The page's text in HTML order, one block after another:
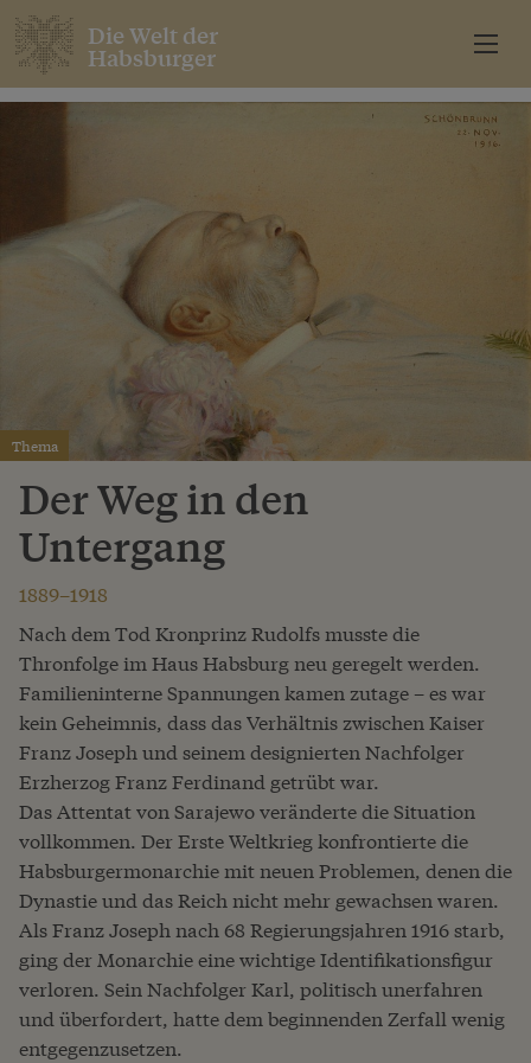
Die Welt der
Habsburger
Thema
Der Weg in den
Untergang
1889–1918
Nach dem Tod Kronprinz Rudolfs musste die
Thronfolge im Haus Habsburg neu geregelt werden.
Familieninterne Spannungen kamen zutage – es war
kein Geheimnis, dass das Verhältnis zwischen Kaiser
Franz Joseph und seinem designierten Nachfolger
Erzherzog Franz Ferdinand getrübt war.
Das Attentat von Sarajewo veränderte die Situation
vollkommen. Der Erste Weltkrieg konfrontierte die
Habsburgermonarchie mit neuen Problemen, denen die
Dynastie und das Reich nicht mehr gewachsen waren.
Als Franz Joseph nach 68 Regierungsjahren 1916 starb,
ging der Monarchie eine wichtige Identifikationsfigur
verloren. Sein Nachfolger Karl, politisch unerfahren
und überfordert, hatte dem beginnenden Zerfall wenig
entgegenzusetzen.